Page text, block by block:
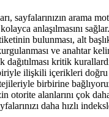
sayfalarınızın arama
anlaşılmasını
bulunması, alt
ve anahtar
dağıtılması kritik
ilişkili içerikleri
birbirine
otorite alanlarını çok
daha hızlı